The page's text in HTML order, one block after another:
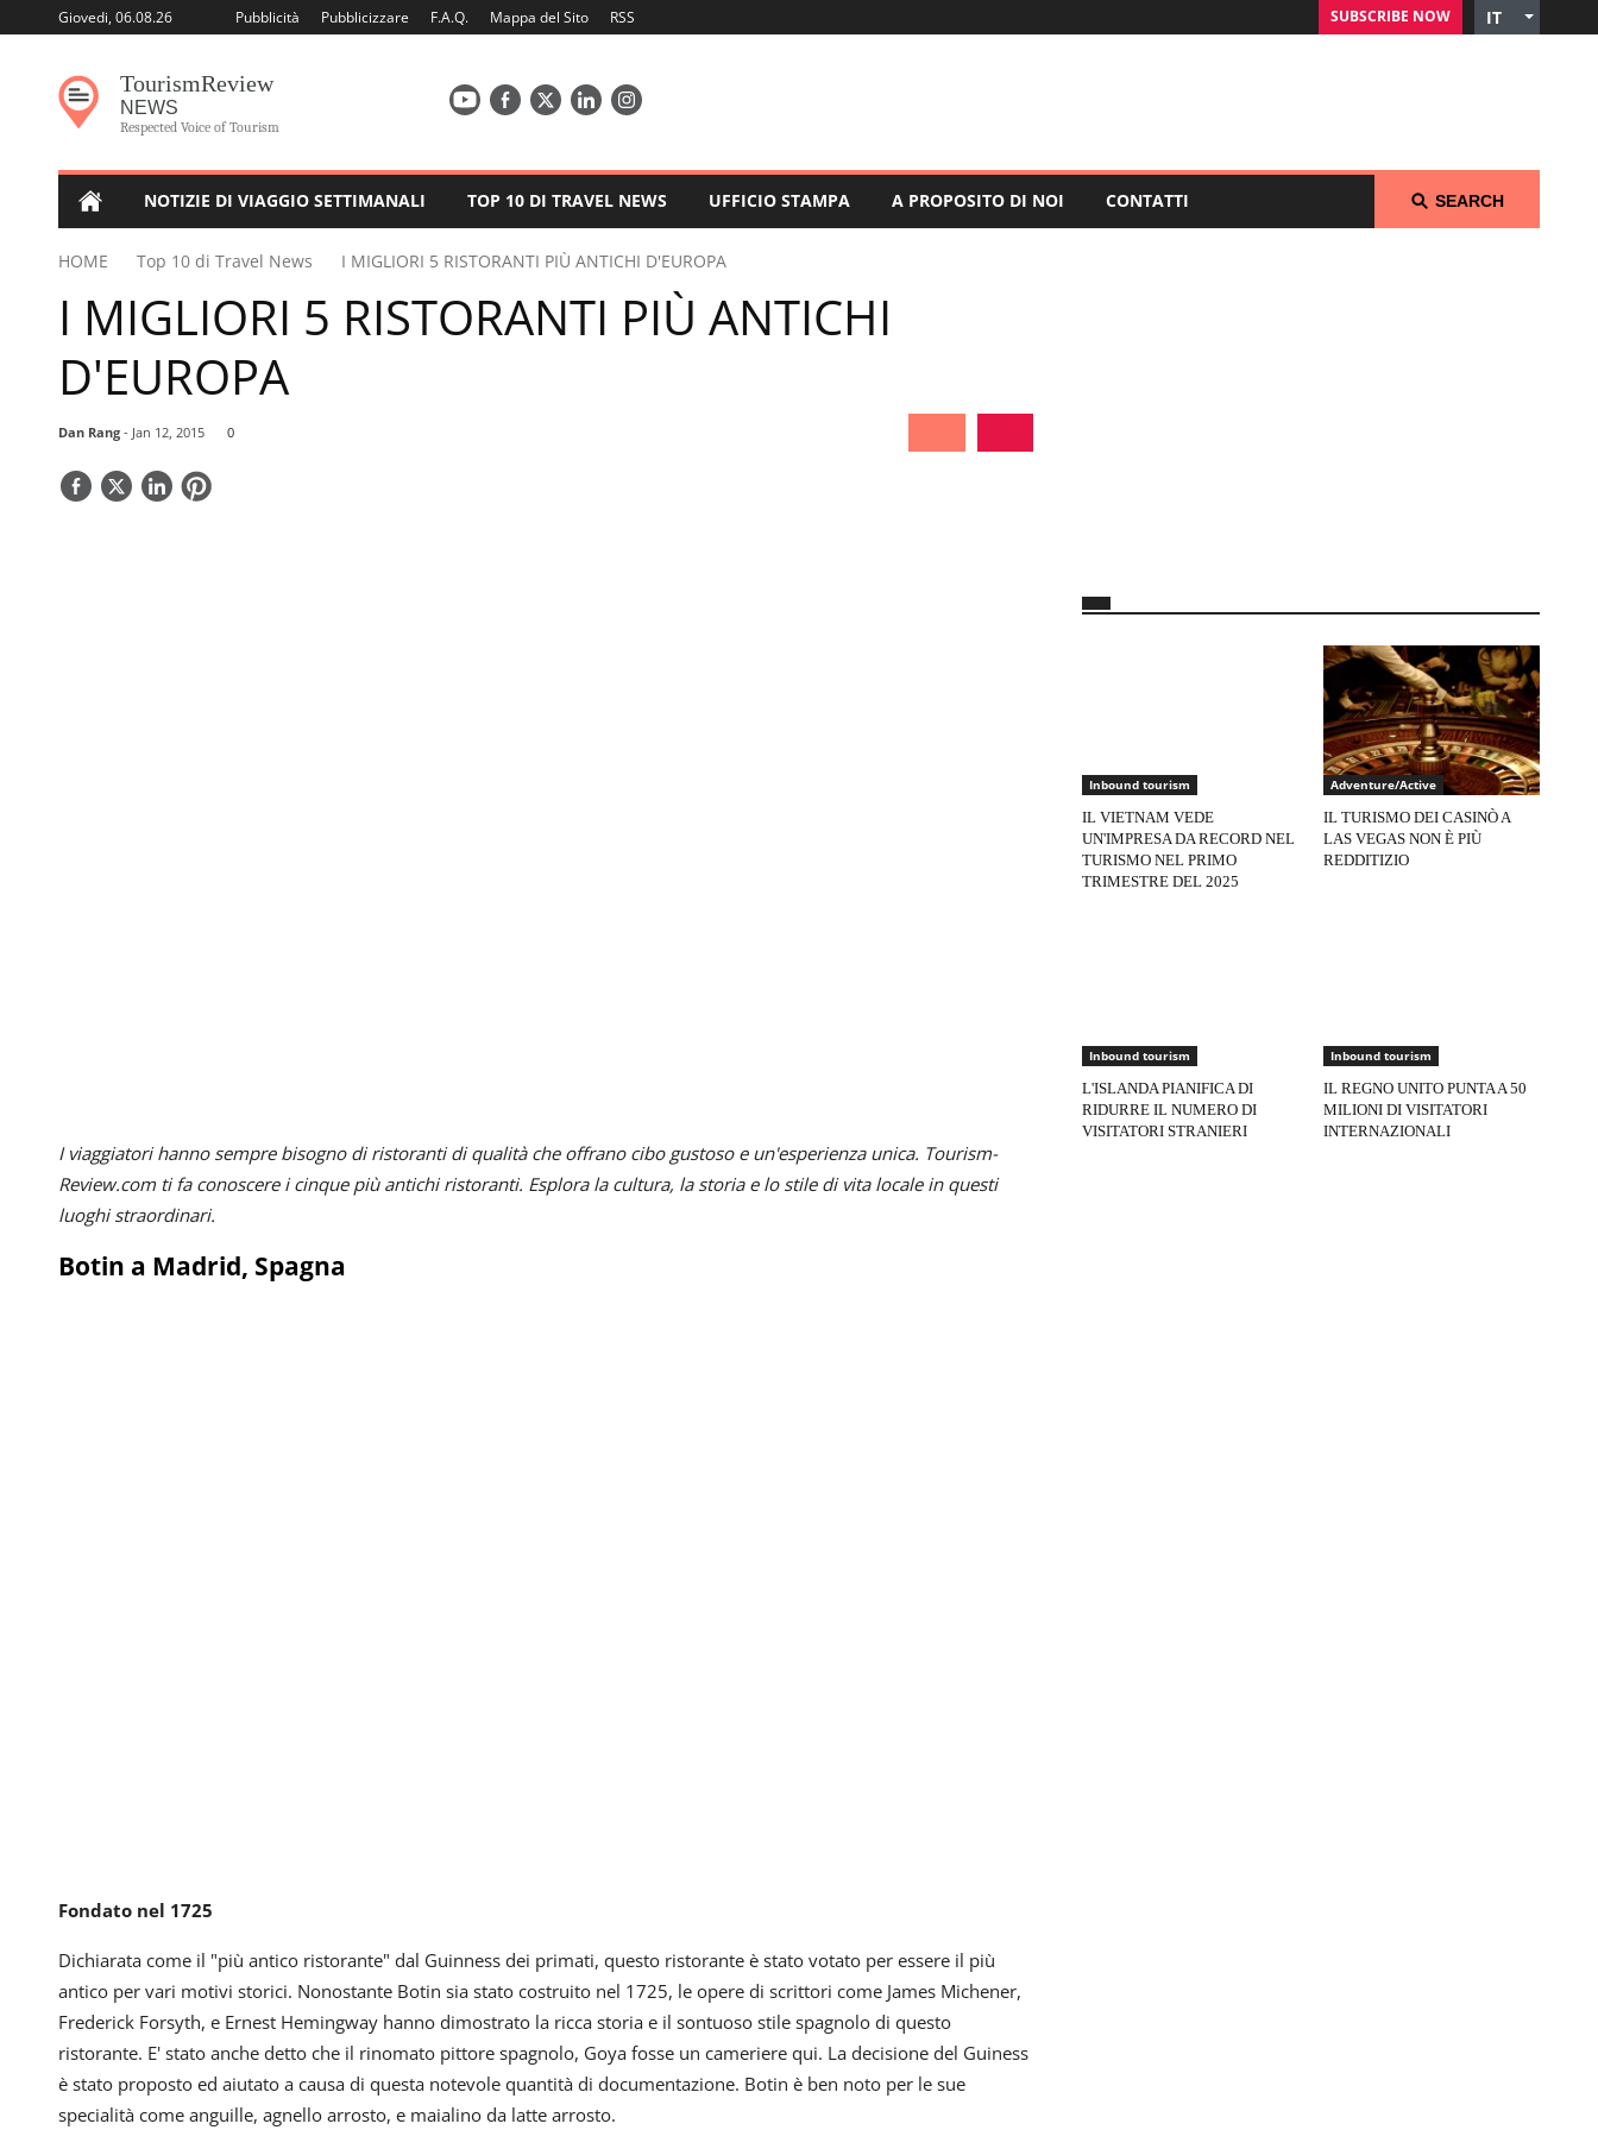
Giovedi, 06.08.26 Pubblicità Pubblicizzare F.A.Q. Mappa del Sito RSS IT
SUBSCRIBE NOW
TourismReview
NEWS
Respected Voice of Tourism
NOTIZIE DI VIAGGIO SETTIMANALI TOP 10 DI TRAVEL NEWS UFFICIO STAMPA A PROPOSITO DI NOI CONTATTI SEARCH
HOME Top 10 di Travel News I MIGLIORI 5 RISTORANTI PIÙ ANTICHI D'EUROPA
I MIGLIORI 5 RISTORANTI PIÙ ANTICHI
D'EUROPA
Dan Rang- Jan 12, 2015 0
I viaggiatori hanno sempre bisogno di ristoranti di qualità che offrano cibo gustoso e un'esperienza unica. Tourism-
Review.com ti fa conoscere i cinque più antichi ristoranti. Esplora la cultura, la storia e lo stile di vita locale in questi
luoghi straordinari.
Botin a Madrid, Spagna
Fondato nel 1725
Dichiarata come il "più antico ristorante" dal Guinness dei primati, questo ristorante è stato votato per essere il più
antico per vari motivi storici. Nonostante Botin sia stato costruito nel 1725, le opere di scrittori come James Michener,
Frederick Forsyth, e Ernest Hemingway hanno dimostrato la ricca storia e il sontuoso stile spagnolo di questo
ristorante. E' stato anche detto che il rinomato pittore spagnolo, Goya fosse un cameriere qui. La decisione del Guiness
è stato proposto ed aiutato a causa di questa notevole quantità di documentazione. Botin è ben noto per le sue
specialità come anguille, agnello arrosto, e maialino da latte arrosto.
Inbound tourism
IL VIETNAM VEDE
UN'IMPRESA DA RECORD NEL
TURISMO NEL PRIMO
TRIMESTRE DEL 2025
Adventure/Active
IL TURISMO DEI CASINÒ A
LAS VEGAS NON È PIÙ
REDDITIZIO
Inbound tourism
L'ISLANDA PIANIFICA DI
RIDURRE IL NUMERO DI
VISITATORI STRANIERI
Inbound tourism
IL REGNO UNITO PUNTA A 50
MILIONI DI VISITATORI
INTERNAZIONALI